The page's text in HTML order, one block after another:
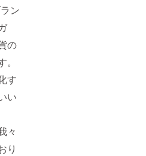
ン
の
す
い
々
り